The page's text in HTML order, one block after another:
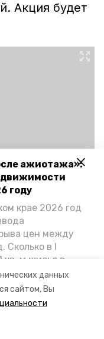
данных
сайтом, Вы
ажиотажа»:
году
крае 2026 год
цен между
Сколько в I
кв. м жилья в
спрос на
году и какие
метров дают
«Победы26».
Акция будет